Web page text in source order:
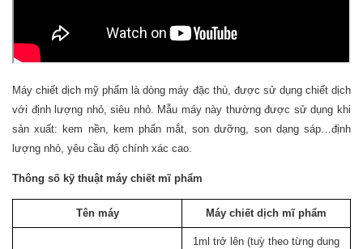
Máy chiết dịch mỹ phẩm là dòng máy đặc thù, được sử dụng chiết dịch
với định lượng nhỏ, siêu nhỏ. Mẫu máy này thường được sử dụng khi
sản xuất: kem nền, kem phấn mắt, son dưỡng, son dạng sáp…định
lượng nhỏ, yêu cầu độ chính xác cao.
Thông số kỹ thuật máy chiết mĩ phẩm
Tên máy Máy chiết dịch mĩ phẩm
1ml trở lên (tuỳ theo từng dung